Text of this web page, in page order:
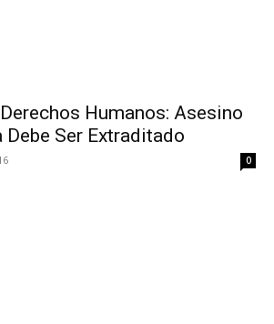
Humanos: Asesino
Ser Extraditado
0